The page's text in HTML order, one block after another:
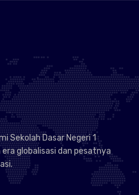
Sekolah Dasar Negeri 1
globalisasi dan pesatnya